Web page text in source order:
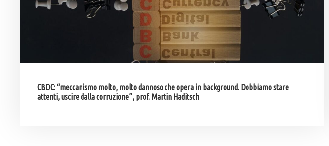
CBDC: “meccanismo molto, molto dannoso che opera in background. Dobbiamo stare
attenti, uscire dalla corruzione”, prof. Martin Haditsch